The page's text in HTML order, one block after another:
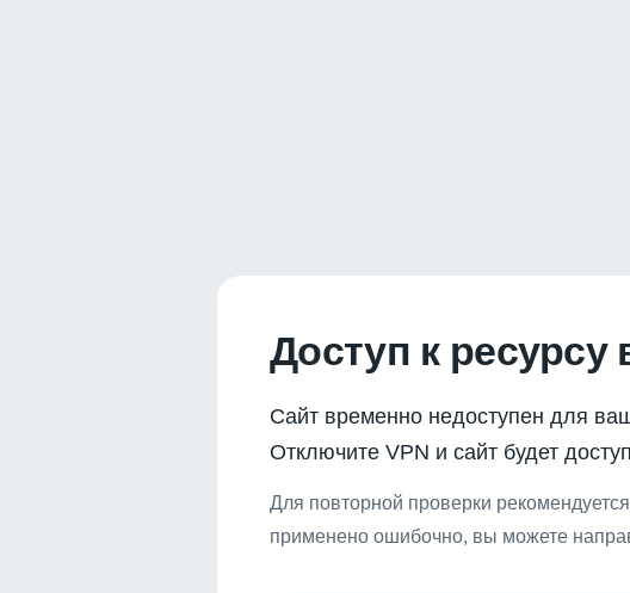
Доступ к ресурсу
Сайт временно недоступен для
Отключите VPN и сайт будет
Для повторной проверки
применено ошибочно, вы можете